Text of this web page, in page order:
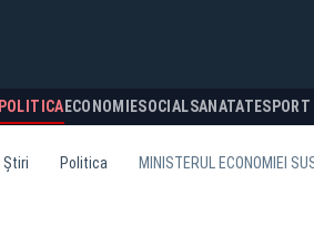
POLITICA ECONOMIESOCIALSANATATESPORT
Știri Politica MINISTERUL ECONOMIEI